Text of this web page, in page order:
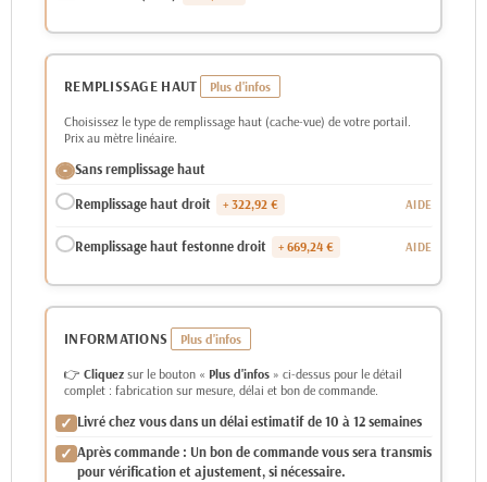
REMPLISSAGE HAUT
Choisissez le type de remplissage haut (cache-vue) de votre portail.
Prix au mètre linéaire.
Sans remplissage haut
Remplissage haut droit
+ 322,92 €
Remplissage haut festonne droit + 669,24 €
INFORMATIONS
👉 Cliquez sur le bouton « Plus d'infos » ci-dessus pour le détail
complet : fabrication sur mesure, délai et bon de commande.
Livré chez vous dans un délai estimatif de 10 à 12 semaines
Après commande : Un bon de commande vous sera transmis
pour vérification et ajustement, si nécessaire.